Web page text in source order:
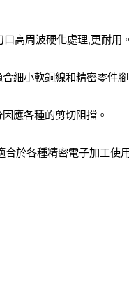
高周波硬化處理,更耐用
細小軟銅線和精密零件
應各種的剪切阻擋。
合於各種精密電子加工使